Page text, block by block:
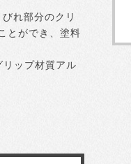
れ部分のクリ
とができ、塗料
ップ材質アル